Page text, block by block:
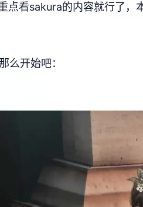
点看sakura的内容就行了，
么开始吧：